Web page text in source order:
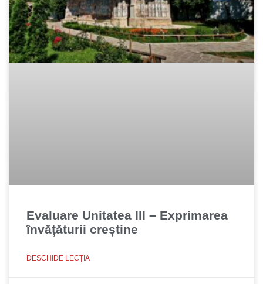
Evaluare Unitatea III – Exprimarea
învățăturii creștine
DESCHIDE LECȚIA